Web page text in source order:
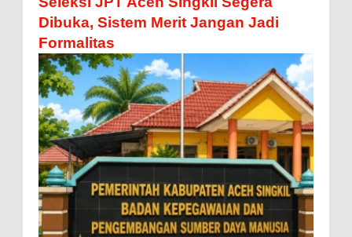
Dibuka, Sistem Merit Jangan Jadi
Formalitas